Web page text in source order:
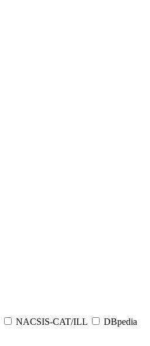
NACSIS-CAT/ILL
DBpedia